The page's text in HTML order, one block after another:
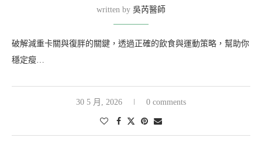
written by 吳芮醫師
破解減重卡關與復胖的關鍵，透過正確的飲食與運動策略，幫助你
穩定瘦…
30 5 月, 2026 0 comments